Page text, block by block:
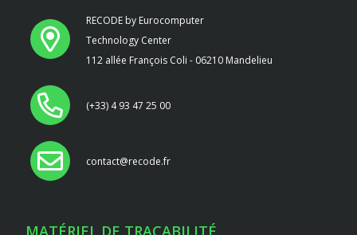
RECODE by Eurocomputer
Technology Center
112 allée François Coli - 06210 Mandelieu
(+33) 4 93 47 25 00
contact@recode.fr
MATÉRIEL DE TRAÇABILITÉ